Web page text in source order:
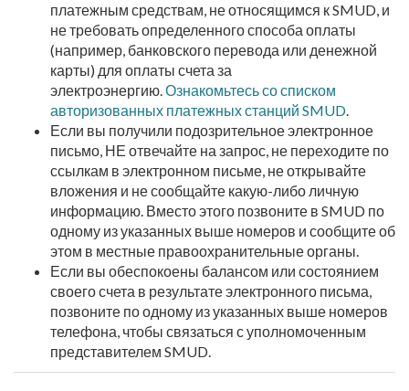
платежным средствам, не относящимся к SMUD, и
не требовать определенного способа оплаты
(например, банковского перевода или денежной
карты) для оплаты счета за
электроэнергию.Ознакомьтесь со списком
авторизованных платежных станций SMUD.
Если вы получили подозрительное электронное
письмо, НЕ отвечайте на запрос, не переходите по
ссылкам в электронном письме, не открывайте
вложения и не сообщайте какую-либо личную
информацию. Вместо этого позвоните в SMUD по
одному из указанных выше номеров и сообщите об
этом в местные правоохранительные органы.
Если вы обеспокоены балансом или состоянием
своего счета в результате электронного письма,
позвоните по одному из указанных выше номеров
телефона, чтобы связаться с уполномоченным
представителем SMUD.